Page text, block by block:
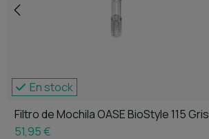
En stock
Filtro de Mochila OASE BioStyle 115 Gris
51,95 €